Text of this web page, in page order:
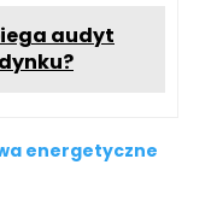
audyt
energetyczne